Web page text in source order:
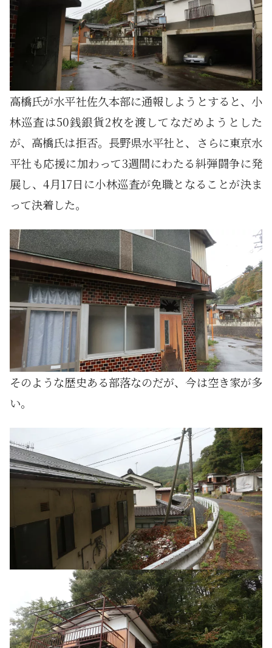
高橋氏が水平社佐久本部に通報しようとすると、小
林巡査は50銭銀貨2枚を渡してなだめようとした
が、高橋氏は拒否。長野県水平社と、さらに東京水
平社も応援に加わって3週間にわたる糾弾闘争に発
展し、4月17日に小林巡査が免職となることが決ま
って決着した。
そのような歴史ある部落なのだが、今は空き家が多
い。